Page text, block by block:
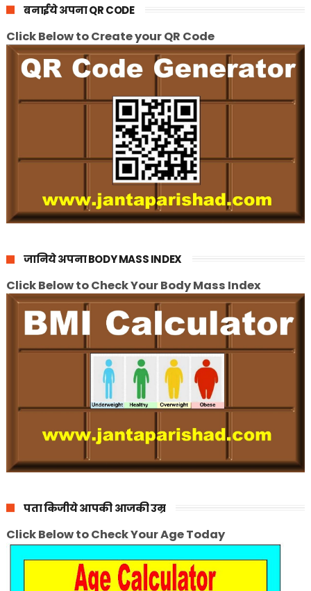
बनाईये अपना QR CODE
Click Below to Create your QR Code
जानिये अपना BODY MASS INDEX
Click Below to Check Your Body Mass Index
पता किजीये आपकी आजकी उम्र
Click Below to Check Your Age Today